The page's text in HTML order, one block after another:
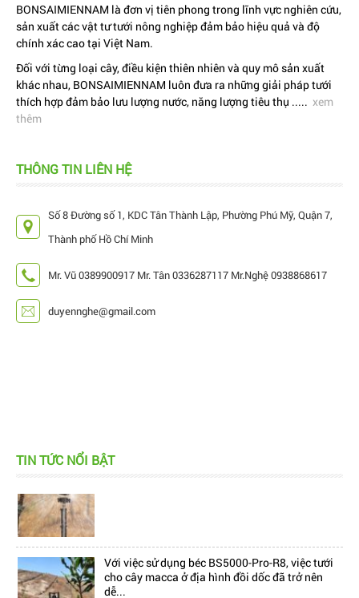
BONSAIMIENNAM là đơn vị tiên phong trong lĩnh vực nghiên cứu,
sản xuất các vật tư tưới nông nghiệp đảm bảo hiệu quả và độ
chính xác cao tại Việt Nam.
Đối với từng loại cây, điều kiện thiên nhiên và quy mô sản xuất
khác nhau, BONSAIMIENNAM luôn đưa ra những giải pháp tưới
thích hợp đảm bảo lưu lượng nước, năng lượng tiêu thụ ..... xem
thêm
THÔNG TIN LIÊN HỆ
Số 8 Đường số 1, KDC Tân Thành Lập, Phường Phú Mỹ, Quận 7,
Thành phố Hồ Chí Minh
Mr. Vũ 0389900917 Mr. Tân 0336287117 Mr.Nghệ 0938868617
duyennghe@gmail.com
TIN TỨC NỔI BẬTHiện nay, trên thị trường đang có rất nhiều mẫu
béc tưới bù áp, làm cho khách hàng cảm thấy...
Với việc sử dụng béc BS5000-Pro-R8, việc tưới
cho cây macca ở địa hình đồi dốc đã trở nên
dễ...